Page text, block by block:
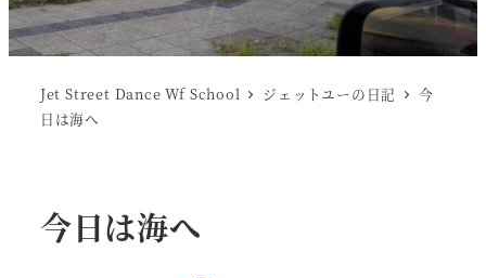
Jet Street Dance Wf School ジェットユーの日記
今
日は海へ
今日は海へ